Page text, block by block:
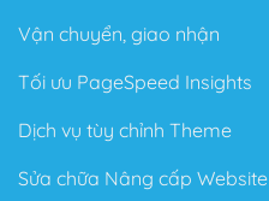
Vận chuyển, giao nhận
Tối ưu PageSpeed Insights
Dịch vụ tùy chỉnh Theme
Sửa chữa Nâng cấp Website